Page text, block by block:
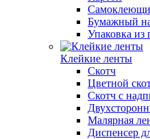
Бумажный
Упаковка из
Клейкие ленты
Скотч
Цветной
Скотч с
Малярная
Диспенсер